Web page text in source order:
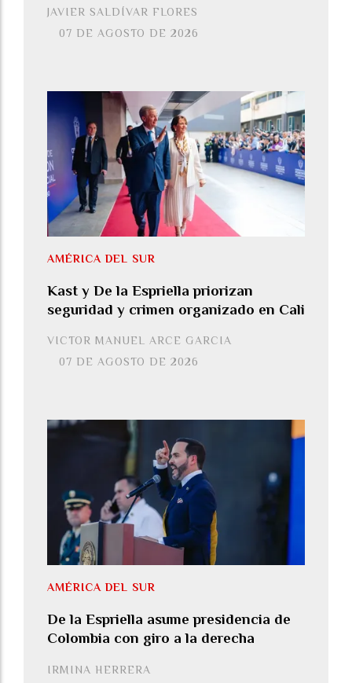
JAVIER SALDÍVAR FLORES
07 DE AGOSTO DE 2026
Kast y De la Espriella priorizan
seguridad y crimen organizado en Cali
VICTOR MANUEL ARCE GARCIA
AMÉRICA DEL SUR
07 DE AGOSTO DE 2026
De la Espriella asume presidencia de
Colombia con giro a la derecha
IRMINA HERRERA
AMÉRICA DEL SUR